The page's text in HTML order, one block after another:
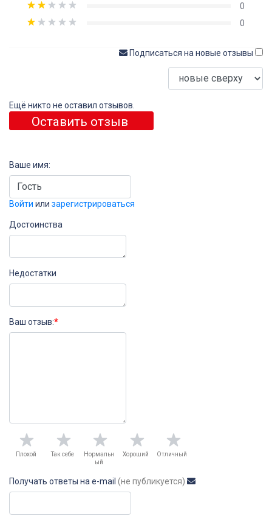
0
0
Подписаться на новые отзывы
Ещё никто не оставил отзывов.
Оставить отзыв
Ваше имя:
Войти или зарегистрироваться
Достоинства
Недостатки
Ваш отзыв:*
Плохой Так себе
Нормальн
ый
Хороший Отличный
Получать ответы на e-mail (не публикуется)